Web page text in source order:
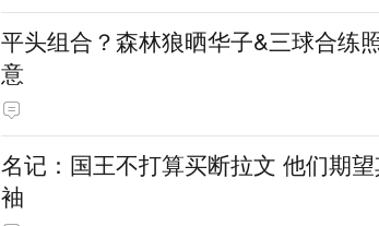
平头组合？森林狼晒华子&三球合练
意
名记：国王不打算买断拉文 他们期
袖